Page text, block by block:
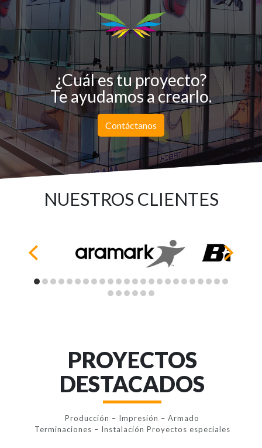
¿Cuál es tu proyecto?
Te ayudamos a crearlo.
Contáctanos
NUESTROS CLIENTES
PROYECTOS
DESTACADOS
Producción – Impresión – Armado
Terminaciones – Instalación Proyectos especiales